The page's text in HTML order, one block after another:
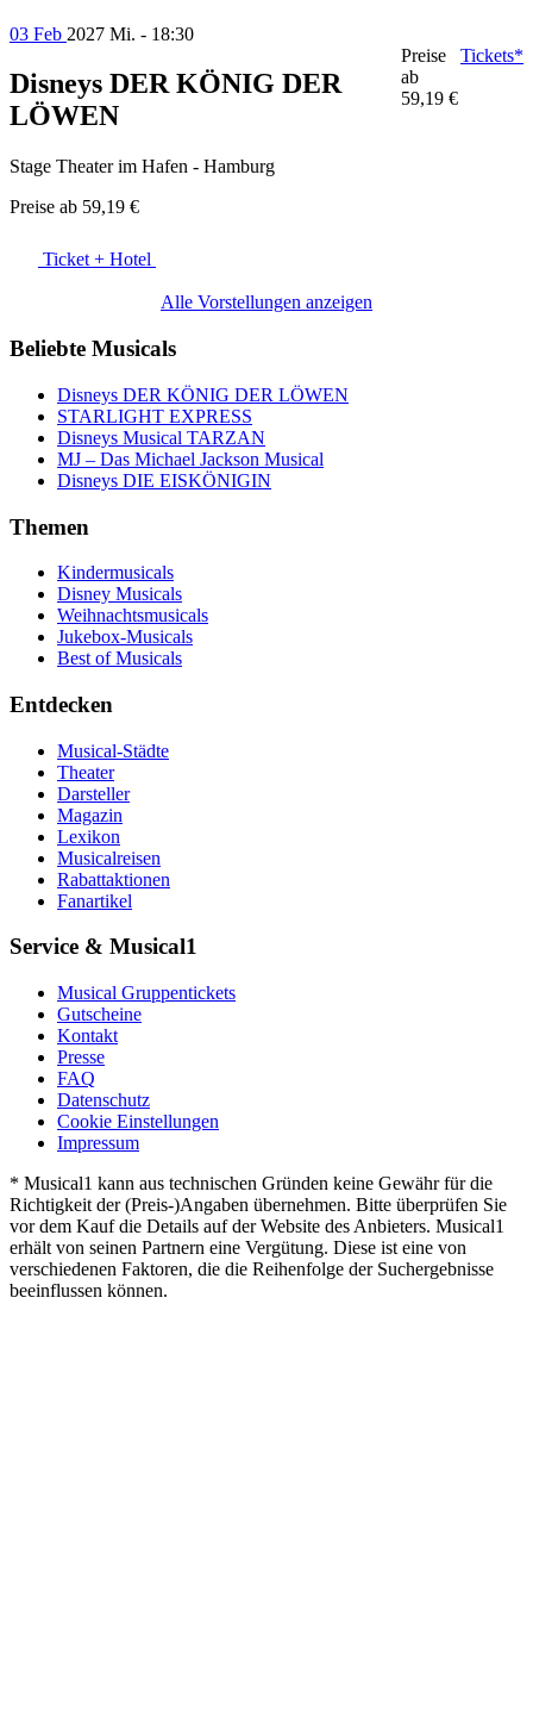
03 Feb 2027 Mi. - 18:30
Disneys DER KÖNIG DER
LÖWEN
Stage Theater im Hafen - Hamburg
Preise ab 59,19 €
Preise
ab
59,19 €
Tickets*
Ticket + Hotel
Alle Vorstellungen anzeigen
Beliebte Musicals
Disneys DER KÖNIG DER LÖWEN
STARLIGHT EXPRESS
Disneys Musical TARZAN
MJ – Das Michael Jackson Musical
Disneys DIE EISKÖNIGIN
Themen
Kindermusicals
Disney Musicals
Weihnachtsmusicals
Jukebox-Musicals
Best of Musicals
Entdecken
Musical-Städte
Theater
Darsteller
Magazin
Lexikon
Musicalreisen
Rabattaktionen
Fanartikel
Service & Musical1
Musical Gruppentickets
Gutscheine
Kontakt
Presse
FAQ
Datenschutz
Cookie Einstellungen
Impressum
* Musical1 kann aus technischen Gründen keine Gewähr für die
Richtigkeit der (Preis-)Angaben übernehmen. Bitte überprüfen Sie
vor dem Kauf die Details auf der Website des Anbieters. Musical1
erhält von seinen Partnern eine Vergütung. Diese ist eine von
verschiedenen Faktoren, die die Reihenfolge der Suchergebnisse
beeinflussen können.